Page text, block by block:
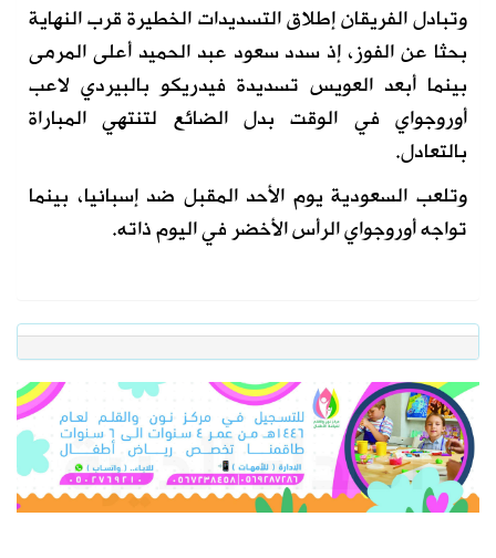
وتبادل الفريقان إطلاق التسديدات الخطيرة قرب النهاية
بحثا عن الفوز، إذ سدد سعود عبد الحميد أعلى المرمى
بينما أبعد العويس تسديدة فيدريكو بالبيردي لاعب
أوروجواي في الوقت بدل الضائع لتنتهي المباراة
بالتعادل.
وتلعب السعودية يوم الأحد المقبل ضد إسبانيا، بينما
تواجه أوروجواي الرأس الأخضر في اليوم ذاته.